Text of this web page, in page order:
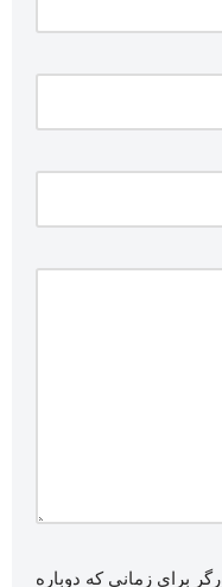
برای زمانی که دوباره